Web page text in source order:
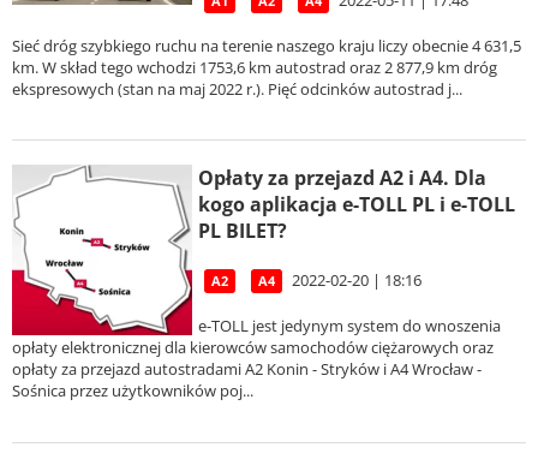
Sieć dróg szybkiego ruchu na terenie naszego kraju liczy obecnie 4 631,5
km. W skład tego wchodzi 1753,6 km autostrad oraz 2 877,9 km dróg
ekspresowych (stan na maj 2022 r.). Pięć odcinków autostrad j...
Opłaty za przejazd A2 i A4. Dla
kogo aplikacja e-TOLL PL i e-TOLL
PL BILET?
A2 A4 2022-02-20 | 18:16
e-TOLL jest jedynym system do wnoszenia
opłaty elektronicznej dla kierowców samochodów ciężarowych oraz
opłaty za przejazd autostradami A2 Konin - Stryków i A4 Wrocław -
Sośnica przez użytkowników poj...